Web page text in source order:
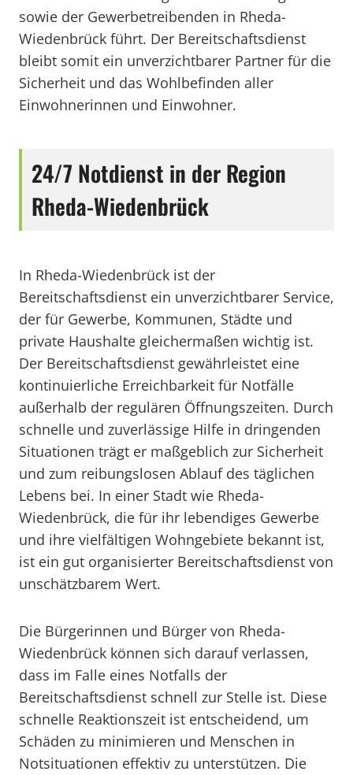
sowie der Gewerbetreibenden in Rheda-
Wiedenbrück führt. Der Bereitschaftsdienst
bleibt somit ein unverzichtbarer Partner für die
Sicherheit und das Wohlbefinden aller
Einwohnerinnen und Einwohner.
24/7 Notdienst in der Region
Rheda-Wiedenbrück
In Rheda-Wiedenbrück ist der
Bereitschaftsdienst ein unverzichtbarer Service,
der für Gewerbe, Kommunen, Städte und
private Haushalte gleichermaßen wichtig ist.
Der Bereitschaftsdienst gewährleistet eine
kontinuierliche Erreichbarkeit für Notfälle
außerhalb der regulären Öffnungszeiten. Durch
schnelle und zuverlässige Hilfe in dringenden
Situationen trägt er maßgeblich zur Sicherheit
und zum reibungslosen Ablauf des täglichen
Lebens bei. In einer Stadt wie Rheda-
Wiedenbrück, die für ihr lebendiges Gewerbe
und ihre vielfältigen Wohngebiete bekannt ist,
ist ein gut organisierter Bereitschaftsdienst von
unschätzbarem Wert.
Die Bürgerinnen und Bürger von Rheda-
Wiedenbrück können sich darauf verlassen,
dass im Falle eines Notfalls der
Bereitschaftsdienst schnell zur Stelle ist. Diese
schnelle Reaktionszeit ist entscheidend, um
Schäden zu minimieren und Menschen in
Notsituationen effektiv zu unterstützen. Die